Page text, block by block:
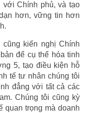
với Chính phủ, và tạo
hơn, vững tin hơn
kiến nghị Chính
để cụ thể hóa tinh
5, tạo điều kiện hỗ
tế tư nhân chúng tôi
đẳng với tất cả các
Chúng tôi cũng kỳ
quan trọng mà doanh